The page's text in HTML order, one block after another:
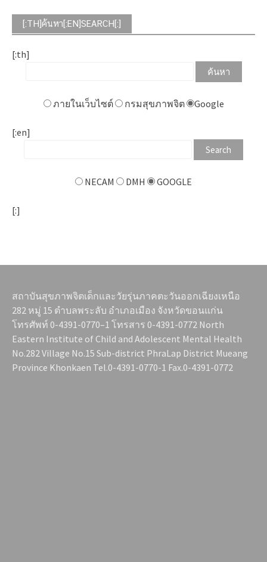
[:TH]ค้นหา[:EN]SEARCH[:]
[:th]
ภายในเว็บไซต์ กรมสุขภาพจิต Google
[:en]
NECAM DMH GOOGLE
[:]
สถาบันสุขภาพจิตเด็กและวัยรุ่นภาคตะวันออกเฉียงเหนือ
282 หมู่ 15 ตำบลพระลับ อำเภอเมือง จังหวัดขอนแก่น
โทรศัพท์ 0-4391-0770–1 โทรสาร 0-4391-0772 North
Eastern Institute of Child and Adolescent Mental Health
No.282 Village No.15 Sub-district PhraLap District Mueang
Province Khonkaen Tel.0-4391-0770-1 Fax.0-4391-0772